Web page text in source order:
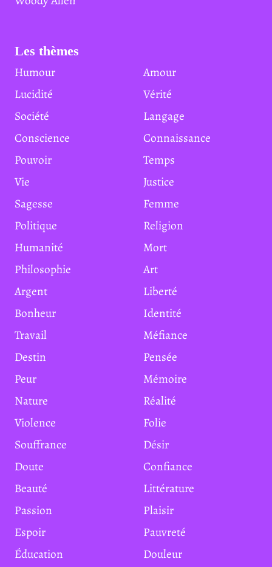
Les thèmes
Humour
Amour
Lucidité
Vérité
Société
Langage
Conscience
Connaissance
Pouvoir
Temps
Vie
Justice
Sagesse
Femme
Politique
Religion
Humanité
Mort
Philosophie
Art
Argent
Liberté
Bonheur
Identité
Travail
Méfiance
Destin
Pensée
Peur
Mémoire
Nature
Réalité
Violence
Folie
Souffrance
Désir
Doute
Confiance
Beauté
Littérature
Passion
Plaisir
Espoir
Pauvreté
Éducation
Douleur